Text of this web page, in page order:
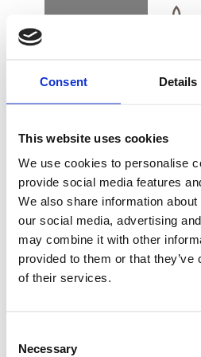
Consent Details
This website uses cookies
We use cookies to personalise
provide social media features
We also share information
our social media, advertising
may combine it with other
provided to them or that
of their services.
Selection
Necessary
BOOK
KONTAKT
Er du på jagt efter den
næste møde, konference,
eller firmafest?
Uanset om I er to eller seks